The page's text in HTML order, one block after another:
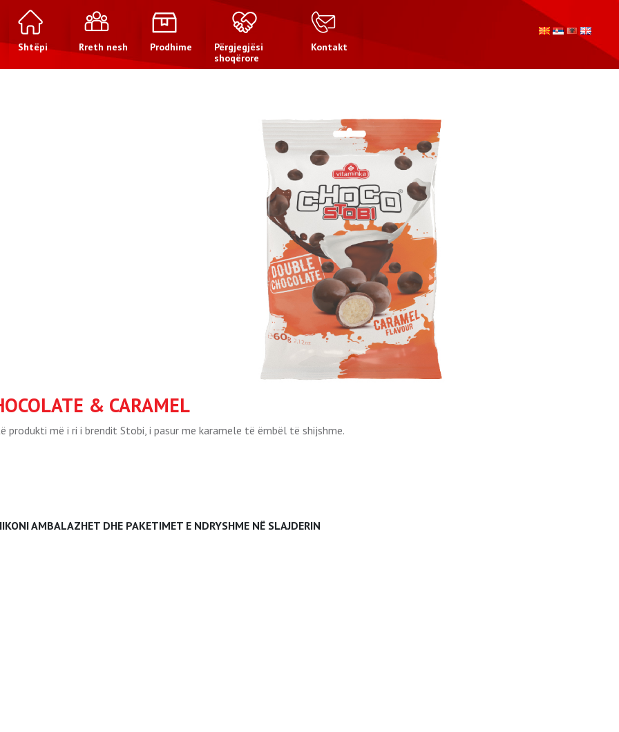
Shtëpi Rreth nesh Prodhime
Përgjegjësi
shoqërore
Kontakt
& CARAMEL
më i ri i brendit Stobi, i pasur me karamele të ëmbël të shijshme.
AMBALAZHET DHE PAKETIMET E NDRYSHME NË SLAJDERIN